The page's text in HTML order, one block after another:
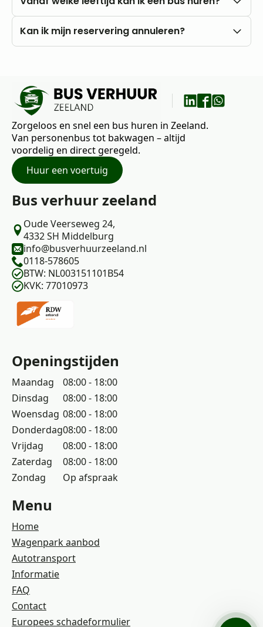
eigen rekening.
U kunt al vanaf 18 jaar bij ons huren, mits u in het
Kan ik mijn reservering annuleren?
ons te bespreken.
Zorgeloos en snel een bus huren in Zeeland.
Van personenbus tot bakwagen – altijd
voordelig en direct geregeld.
Huur een voertuig
Bus verhuur zeeland
Oude Veerseweg 24,
4332 SH Middelburg
info@busverhuurzeeland.nl
0118-578605
BTW: NL003151101B54
KVK: 77010973
Openingstijden
Maandag
Dinsdag
Woensdag
Donderdag
Vrijdag
Zaterdag
Zondag
08:00 - 18:00
08:00 - 18:00
08:00 - 18:00
08:00 - 18:00
08:00 - 18:00
08:00 - 18:00
Op afspraak
Menu
Home
Wagenpark aanbod
Autotransport
Informatie
FAQ
Contact
Europees schadeformulier